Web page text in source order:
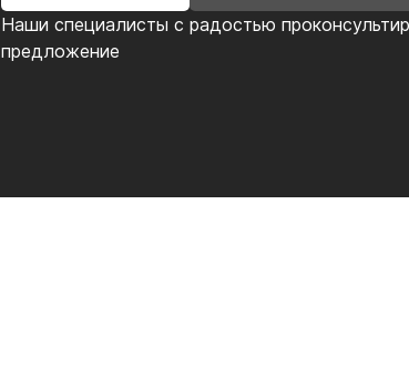
Наши специалисты с радостью
предложение